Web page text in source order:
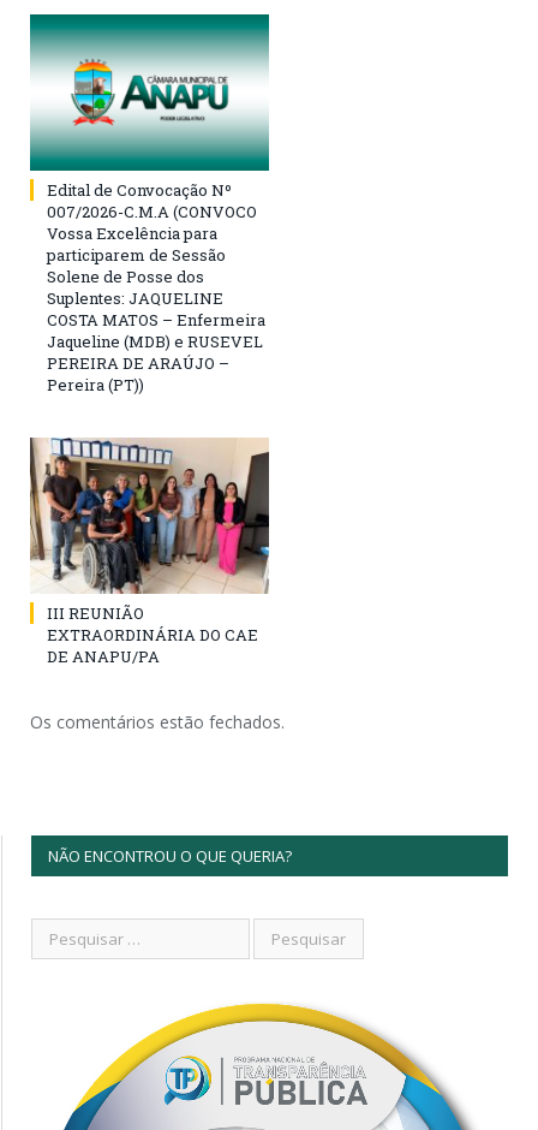
Edital de Convocação Nº
007/2026-C.M.A (CONVOCO
Vossa Excelência para
participarem de Sessão
Solene de Posse dos
Suplentes: JAQUELINE
COSTA MATOS – Enfermeira
Jaqueline (MDB) e RUSEVEL
PEREIRA DE ARAÚJO –
Pereira (PT))
III REUNIÃO
EXTRAORDINÁRIA DO CAE
DE ANAPU/PA
Os comentários estão fechados.
NÃO ENCONTROU O QUE QUERIA?